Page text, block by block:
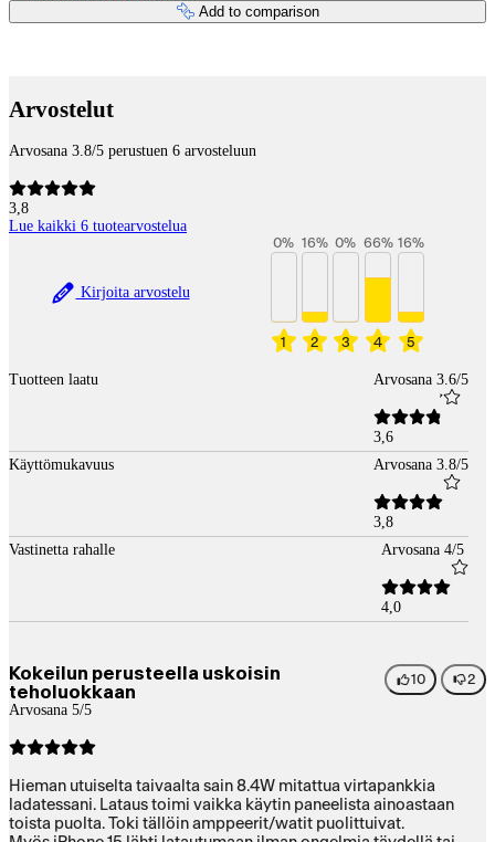
Add to comparison
Arvostelut
Arvosana 3.8/5 perustuen 6 arvosteluun
3,8
Lue kaikki 6 tuotearvostelua
Kirjoita arvostelu
1
0%
2
16%
3
0%
4
66%
5
16%
Tuotteen laatu Arvosana 3.6/5
3,6
Käyttömukavuus
Arvosana 3.8/5
3,8
Vastinetta rahalle
Arvosana 4/5
4,0
Kokeilun perusteella uskoisin
teholuokkaan
Arvosana 5/5
10 2
Hieman utuiselta taivaalta sain 8.4W mitattua virtapankkia
ladatessani. Lataus toimi vaikka käytin paneelista ainoastaan
toista puolta. Toki tällöin amppeerit/watit puolittuivat.